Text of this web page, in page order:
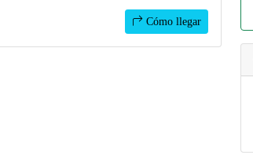
Cómo llegar